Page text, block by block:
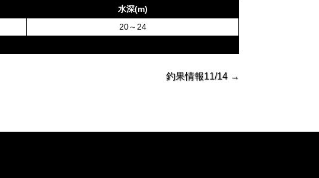
水深(m)
20～24
釣果情報11/14→